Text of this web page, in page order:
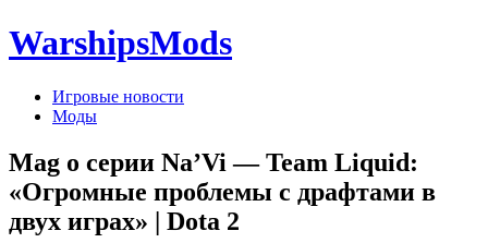
WarshipsMods
Игровые новости
Моды
Mag о серии Na’Vi — Team Liquid:
«Огромные проблемы с драфтами в
двух играх» | Dota 2